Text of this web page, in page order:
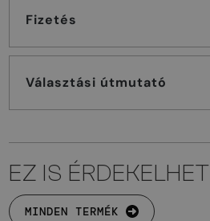
Fizetés
Választási útmutató
EZ IS ÉRDEKELHET
MINDEN TERMÉK